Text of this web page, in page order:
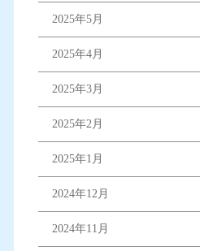
2025年5月
2025年4月
2025年3月
2025年2月
2025年1月
2024年12月
2024年11月